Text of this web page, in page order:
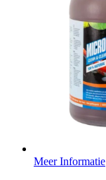
Meer Informatie